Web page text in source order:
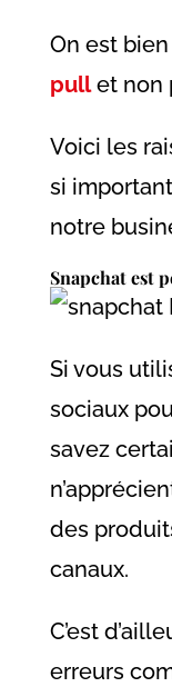
On est
pullet non
Voici les
si
notre
Snapchat est
Si vous
sociaux
savez
des
canaux.
C’est
erreurs